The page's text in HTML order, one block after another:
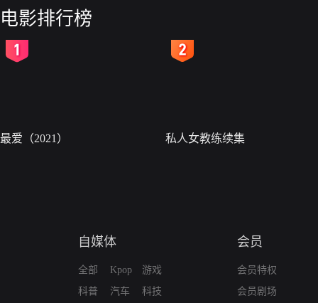
电影排行榜
最爱（2021） 私人女教练续集
自媒体
全部
科普
Kpop
汽车
游戏
科技
会员
会员特权
会员剧场